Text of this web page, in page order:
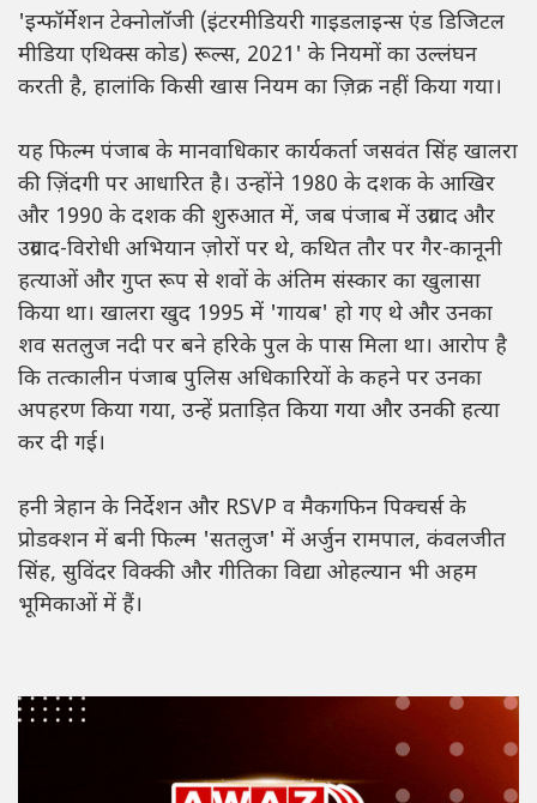
'इन्फॉर्मेशन टेक्नोलॉजी (इंटरमीडियरी गाइडलाइन्स एंड डिजिटल
मीडिया एथिक्स कोड) रूल्स, 2021' के नियमों का उल्लंघन
करती है, हालांकि किसी खास नियम का ज़िक्र नहीं किया गया।
यह फिल्म पंजाब के मानवाधिकार कार्यकर्ता जसवंत सिंह खालरा
की ज़िंदगी पर आधारित है। उन्होंने 1980 के दशक के आखिर
और 1990 के दशक की शुरुआत में, जब पंजाब में उग्रवाद और
उग्रवाद-विरोधी अभियान ज़ोरों पर थे, कथित तौर पर गैर-कानूनी
हत्याओं और गुप्त रूप से शवों के अंतिम संस्कार का खुलासा
किया था। खालरा खुद 1995 में 'गायब' हो गए थे और उनका
शव सतलुज नदी पर बने हरिके पुल के पास मिला था। आरोप है
कि तत्कालीन पंजाब पुलिस अधिकारियों के कहने पर उनका
अपहरण किया गया, उन्हें प्रताड़ित किया गया और उनकी हत्या
कर दी गई।
हनी त्रेहान के निर्देशन और RSVP व मैकगफिन पिक्चर्स के
प्रोडक्शन में बनी फिल्म 'सतलुज' में अर्जुन रामपाल, कंवलजीत
सिंह, सुविंदर विक्की और गीतिका विद्या ओहल्यान भी अहम
भूमिकाओं में हैं।